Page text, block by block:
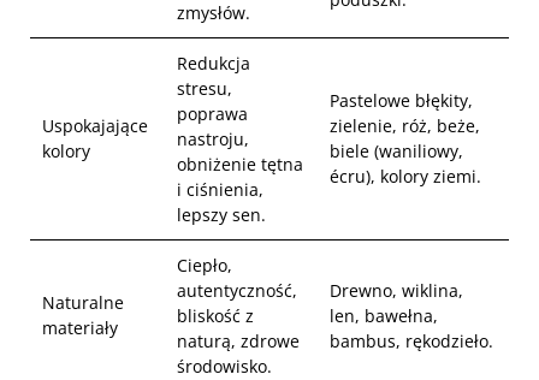
zmysłów.
Uspokajające
kolory
Redukcja
stresu,
poprawa
nastroju,
obniżenie tętna
i ciśnienia,
lepszy sen.
Pastelowe błękity,
zielenie, róż, beże,
biele (waniliowy,
écru), kolory ziemi.
Naturalne
materiały
Ciepło,
autentyczność,
bliskość z
naturą, zdrowe
środowisko.
Drewno, wiklina,
len, bawełna,
bambus, rękodzieło.